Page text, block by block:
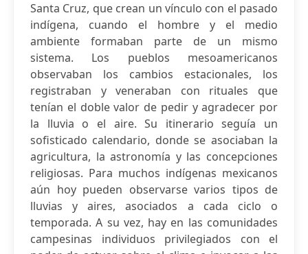
Santa Cruz, que crean un vínculo con el pasado
indígena, cuando el hombre y el medio
ambiente formaban parte de un mismo
sistema. Los pueblos mesoamericanos
observaban los cambios estacionales, los
registraban y veneraban con rituales que
tenían el doble valor de pedir y agradecer por
la lluvia o el aire. Su itinerario seguía un
sofisticado calendario, donde se asociaban la
agricultura, la astronomía y las concepciones
religiosas. Para muchos indígenas mexicanos
aún hoy pueden observarse varios tipos de
lluvias y aires, asociados a cada ciclo o
temporada. A su vez, hay en las comunidades
campesinas individuos privilegiados con el